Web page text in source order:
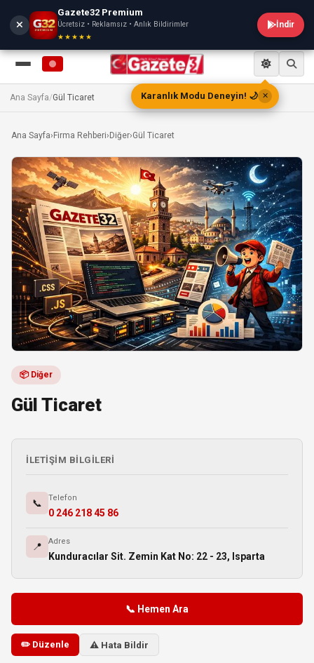
Gazete32 Premium
Ücretsiz • Reklamsız • Anlık Bildirimler
★★★★★
İndir
Ana Sayfa/Gül Ticaret
Ana Sayfa› Firma Rehberi› Diğer›Gül Ticaret
📦 Diğer
Gül Ticaret
İLETIŞIM BILGILERI
📞 Telefon
0 246 218 45 86
📍 Adres
Kunduracılar Sit. Zemin Kat No: 22 - 23, Isparta
📞 Hemen Ara
✏️ Düzenle ⚠️ Hata Bildir
Karanlık Modu Deneyin! 🌙 ✕